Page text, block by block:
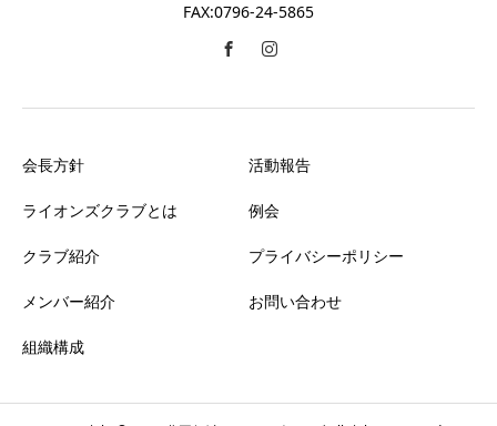
FAX:0796-24-5865
会長方針
ライオンズクラブとは
クラブ紹介
メンバー紹介
組織構成
活動報告
例会
プライバシーポリシー
お問い合わせ